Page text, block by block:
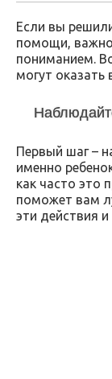
Если вы
помощи, важно
пониманием.
могут
Первый шаг –
именно
как часто это
поможет вам
эти действия